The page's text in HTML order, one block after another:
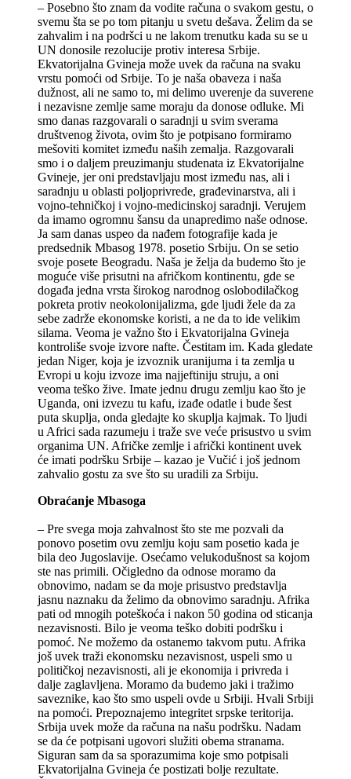
– Posebno što znam da vodite računa o svakom gestu, o
svemu šta se po tom pitanju u svetu dešava. Želim da se
zahvalim i na podršci u ne lakom trenutku kada su se u
UN donosile rezolucije protiv interesa Srbije.
Ekvatorijalna Gvineja može uvek da računa na svaku
vrstu pomoći od Srbije. To je naša obaveza i naša
dužnost, ali ne samo to, mi delimo uverenje da suverene
i nezavisne zemlje same moraju da donose odluke. Mi
smo danas razgovarali o saradnji u svim sverama
društvenog života, ovim što je potpisano formiramo
mešoviti komitet između naših zemalja. Razgovarali
smo i o daljem preuzimanju studenata iz Ekvatorijalne
Gvineje, jer oni predstavljaju most između nas, ali i
saradnju u oblasti poljoprivrede, građevinarstva, ali i
vojno-tehničkoj i vojno-medicinskoj saradnji. Verujem
da imamo ogromnu šansu da unapredimo naše odnose.
Ja sam danas uspeo da nađem fotografije kada je
predsednik Mbasog 1978. posetio Srbiju. On se setio
svoje posete Beogradu. Naša je želja da budemo što je
moguće više prisutni na afričkom kontinentu, gde se
događa jedna vrsta širokog narodnog oslobodilačkog
pokreta protiv neokolonijalizma, gde ljudi žele da za
sebe zadrže ekonomske koristi, a ne da to ide velikim
silama. Veoma je važno što i Ekvatorijalna Gvineja
kontroliše svoje izvore nafte. Čestitam im. Kada gledate
jedan Niger, koja je izvoznik uranijuma i ta zemlja u
Evropi u koju izvoze ima najjeftiniju struju, a oni
veoma teško žive. Imate jednu drugu zemlju kao što je
Uganda, oni izvezu tu kafu, izađe odatle i bude šest
puta skuplja, onda gledajte ko skuplja kajmak. To ljudi
u Africi sada razumeju i traže sve veće prisustvo u svim
organima UN. Afričke zemlje i afrički kontinent uvek
će imati podršku Srbije – kazao je Vučić i još jednom
zahvalio gostu za sve što su uradili za Srbiju.
Obraćanje Mbasoga
– Pre svega moja zahvalnost što ste me pozvali da
ponovo posetim ovu zemlju koju sam posetio kada je
bila deo Jugoslavije. Osećamo velukodušnost sa kojom
ste nas primili. Očigledno da odnose moramo da
obnovimo, nadam se da moje prisustvo predstavlja
jasnu naznaku da želimo da obnovimo saradnju. Afrika
pati od mnogih poteškoća i nakon 50 godina od sticanja
nezavisnosti. Bilo je veoma teško dobiti podršku i
pomoć. Ne možemo da ostanemo takvom putu. Afrika
još uvek traži ekonomsku nezavisnost, uspeli smo u
političkoj nezavisnosti, ali je ekonomija i privreda i
dalje zaglavljena. Moramo da budemo jaki i tražimo
saveznike, kao što smo uspeli ovde u Srbiji. Hvali Srbiji
na pomoći. Prepoznajemo integritet srpske teritorija.
Srbija uvek može da računa na našu podršku. Nadam
se da će potpisani ugovori služiti obema stranama.
Siguran sam da sa sporazumima koje smo potpisali
Ekvatorijalna Gvineja će postizati bolje rezultate.